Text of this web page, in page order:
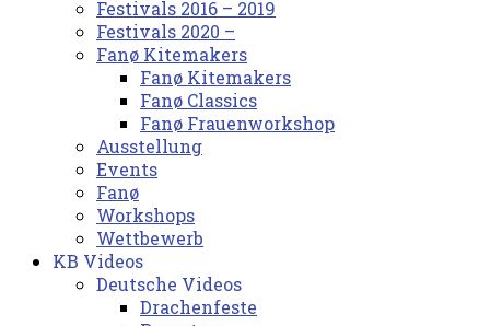
Festivals 2016 – 2019
Festivals 2020 –
Fanø Kitemakers
Fanø Kitemakers
Fanø Classics
Fanø Frauenworkshop
Ausstellung
Events
Fanø
Workshops
Wettbewerb
KB Videos
Deutsche Videos
Drachenfeste